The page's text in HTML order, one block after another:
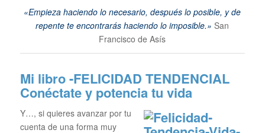
«Empieza haciendo lo necesario, después lo posible, y de
repente te encontrarás haciendo lo imposible.» San
Francisco de Asís
Mi libro -FELICIDAD TENDENCIAL
Conéctate y potencia tu vida
Y…, si quieres avanzar por tu
cuenta de una forma muy